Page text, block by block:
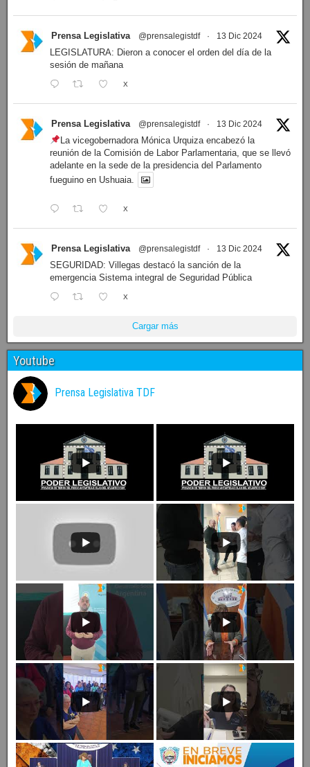
Prensa Legislativa @prensalegistdf · 13 Dic 2024
LEGISLATURA: Dieron a conocer el orden del día de la
sesión de mañana
X
Prensa Legislativa @prensalegistdf · 13 Dic 2024
La vicegobernadora Mónica Urquiza encabezó la
reunión de la Comisión de Labor Parlamentaria, que se llevó
adelante en la sede de la presidencia del Parlamento
fueguino en Ushuaia.
X
Prensa Legislativa @prensalegistdf · 13 Dic 2024
SEGURIDAD: Villegas destacó la sanción de la
emergencia Sistema integral de Seguridad Pública
X
Cargar más
Youtube
Prensa Legislativa TDF